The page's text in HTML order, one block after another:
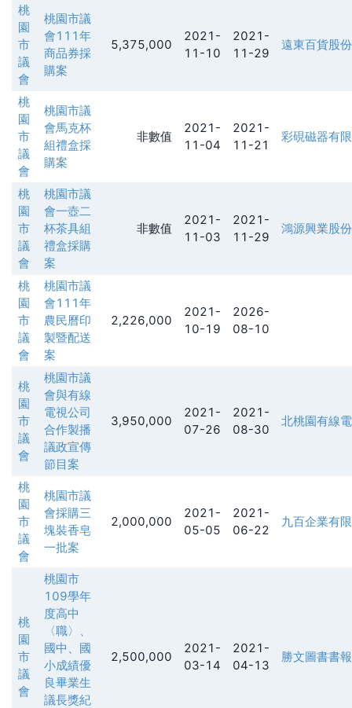
桃
園
市
議
會
桃園市議
會111年
商品券採
購案
5,375,000
2021-
11-10
2021-
11-29
遠東百貨股
桃
園
市
議
會
桃園市議
會馬克杯
組禮盒採
購案
非數值
2021-
11-04
2021-
11-21
彩硯磁器有
桃
園
市
議
會
桃園市議
會一壺二
杯茶具組
禮盒採購
案
非數值
2021-
11-03
2021-
11-29
鴻源興業股
桃
園
市
議
會
桃園市議
會111年
農民曆印
製暨配送
案
2,226,000
2021-
10-19
2026-
08-10
桃
園
市
議
會
桃園市議
會與有線
電視公司
合作製播
議政宣傳
節目案
3,950,000
2021-
07-26
2021-
08-30
北桃園有線
桃
園
市
議
會
桃園市議
會採購三
塊裝香皂
一批案
2,000,000
2021-
05-05
2021-
06-22
九百企業有
桃
園
市
議
會
桃園市
109學年
度高中
〈職〉、
國中、國
小成績優
良畢業生
議長獎紀
2,500,000
2021-
03-14
2021-
04-13
勝文圖書書